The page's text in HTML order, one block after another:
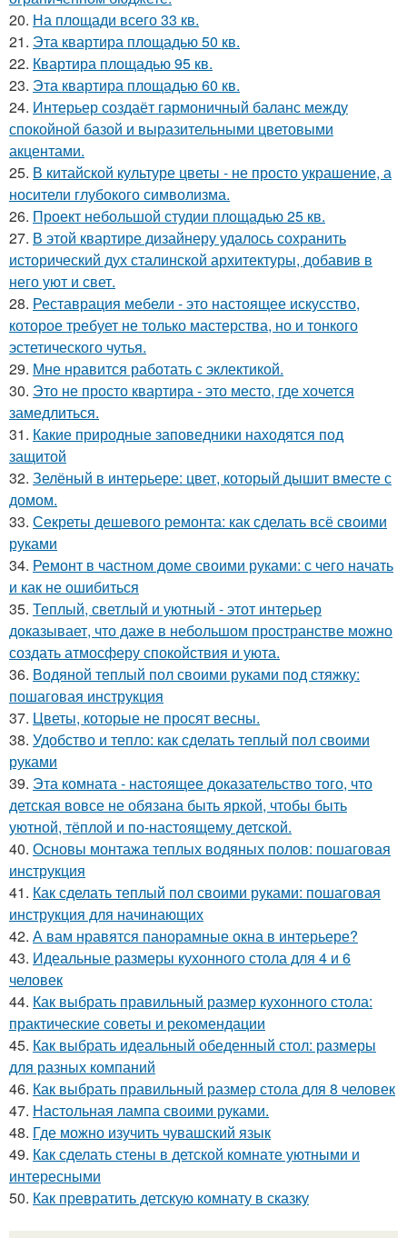
20. На площади всего 33 кв.
21. Эта квартира площадью 50 кв.
22. Квартира площадью 95 кв.
23. Эта квартира площадью 60 кв.
24. Интерьер создаёт гармоничный баланс между
спокойной базой и выразительными цветовыми
акцентами.
25. В китайской культуре цветы - не просто украшение, а
носители глубокого символизма.
26. Проект небольшой студии площадью 25 кв.
27. В этой квартире дизайнеру удалось сохранить
исторический дух сталинской архитектуры, добавив в
него уют и свет.
28. Реставрация мебели - это настоящее искусство,
которое требует не только мастерства, но и тонкого
эстетического чутья.
29. Мне нравится работать с эклектикой.
30. Это не просто квартира - это место, где хочется
замедлиться.
31. Какие природные заповедники находятся под
защитой
32. Зелёный в интерьере: цвет, который дышит вместе с
домом.
33. Секреты дешевого ремонта: как сделать всё своими
руками
34. Ремонт в частном доме своими руками: с чего начать
и как не ошибиться
35. Теплый, светлый и уютный - этот интерьер
доказывает, что даже в небольшом пространстве можно
создать атмосферу спокойствия и уюта.
36. Водяной теплый пол своими руками под стяжку:
пошаговая инструкция
37. Цветы, которые не просят весны.
38. Удобство и тепло: как сделать теплый пол своими
руками
39. Эта комната - настоящее доказательство того, что
детская вовсе не обязана быть яркой, чтобы быть
уютной, тёплой и по-настоящему детской.
40. Основы монтажа теплых водяных полов: пошаговая
инструкция
41. Как сделать теплый пол своими руками: пошаговая
инструкция для начинающих
42. А вам нравятся панорамные окна в интерьере?
43. Идеальные размеры кухонного стола для 4 и 6
человек
44. Как выбрать правильный размер кухонного стола:
практические советы и рекомендации
45. Как выбрать идеальный обеденный стол: размеры
для разных компаний
46. Как выбрать правильный размер стола для 8 человек
47. Настольная лампа своими руками.
48. Где можно изучить чувашский язык
49. Как сделать стены в детской комнате уютными и
интересными
50. Как превратить детскую комнату в сказку